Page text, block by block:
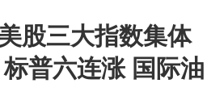
股三大指数集体
普六连涨 国际油